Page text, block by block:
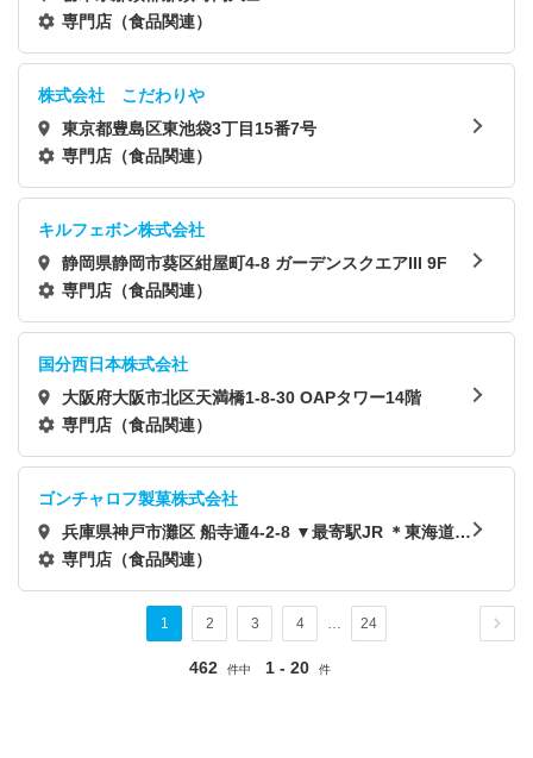
専門店（食品関連）
株式会社 こだわりや
東京都豊島区東池袋3丁目15番7号
専門店（食品関連）
キルフェボン株式会社
静岡県静岡市葵区紺屋町4-8 ガーデンスクエアIII 9F
専門店（食品関連）
国分西日本株式会社
大阪府大阪市北区天満橋1-8-30 OAPタワー14階
専門店（食品関連）
ゴンチャロフ製菓株式会社
兵庫県神戸市灘区 船寺通4-2-8 ▼最寄駅JR ＊東海道本
線 摩耶駅 徒歩5分 ＊阪神電鉄 阪神電鉄本線 西灘駅 徒
専門店（食品関連）
1 2 3 4 … 24
462 件中 1 - 20 件